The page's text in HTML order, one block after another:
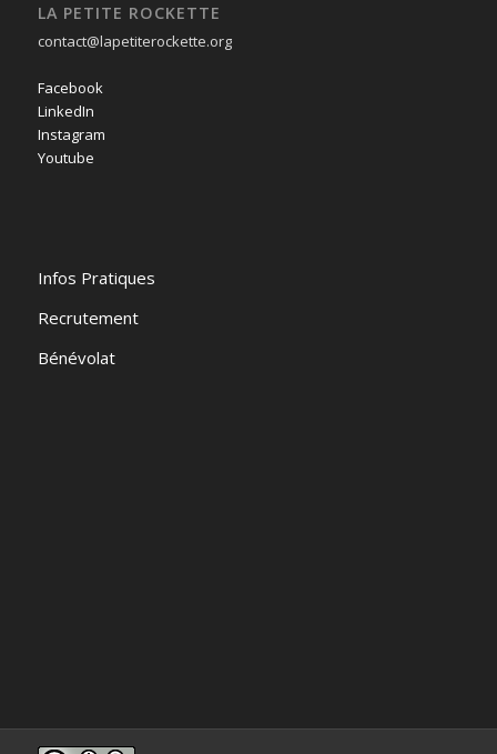
LA PETITE ROCKETTE
contact@lapetiterockette.org
Facebook
LinkedIn
Instagram
Youtube
Infos Pratiques
Recrutement
Bénévolat